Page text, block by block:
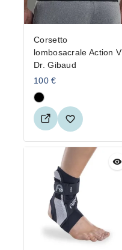
Corsetto
lombosacrale Action V
Dr. Gibaud
100€